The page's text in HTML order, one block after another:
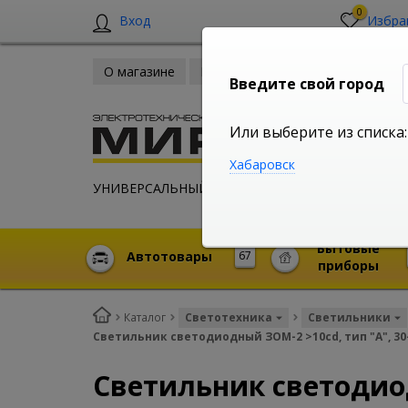
Вход 0
О магазине
УНИВЕРСАЛЬНЫЙ ИНТЕРНЕТ МАГАЗИН
67
Автотовары
Бытовые
приборы
Каталог Светотехника
Светильники
Светильник светодиодный ЗОМ-2 >10cd, тип "А", 30-
Светильник
Введите свой город
Или выберите из списка:
Хабаровск